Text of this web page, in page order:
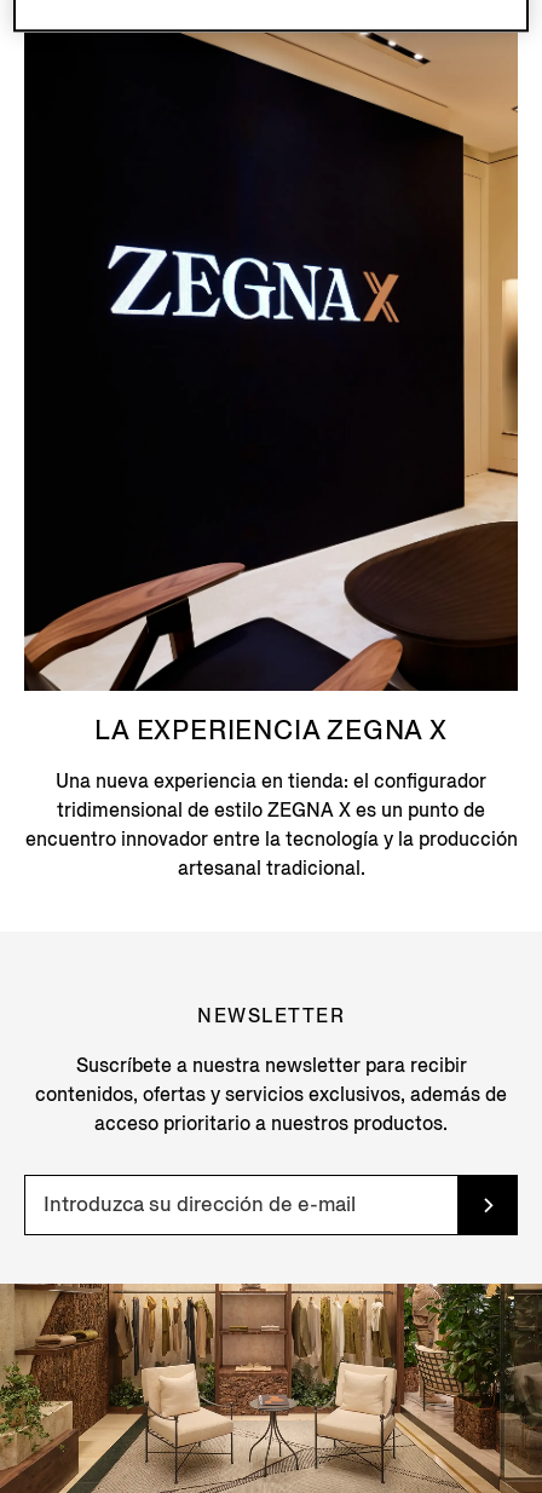
LA EXPERIENCIA ZEGNA X
Una nueva experiencia en tienda: el configurador
tridimensional de estilo ZEGNA X es un punto de
encuentro innovador entre la tecnología y la producción
artesanal tradicional.
NEWSLETTER
Suscríbete a nuestra newsletter para recibir
contenidos, ofertas y servicios exclusivos, además de
acceso prioritario a nuestros productos.